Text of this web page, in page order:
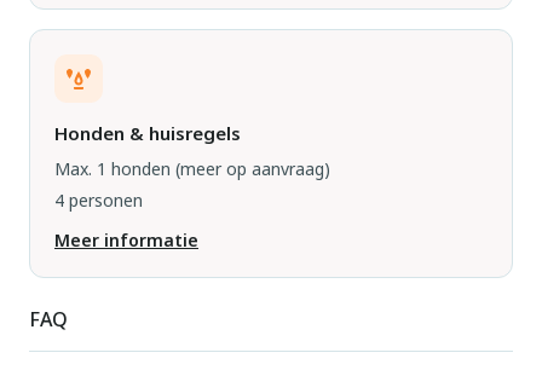
Honden & huisregels
Max. 1 honden (meer op aanvraag)
4 personen
Meer informatie
FAQ